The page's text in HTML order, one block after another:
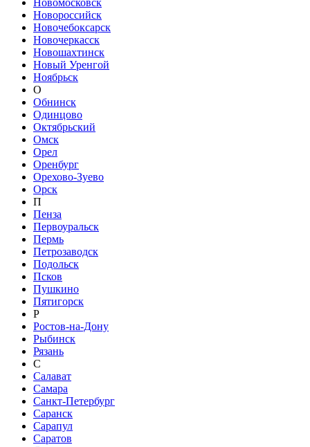
Новомосковск
Новороссийск
Новочебоксарск
Новочеркасск
Новошахтинск
Новый Уренгой
Ноябрьск
О
Обнинск
Одинцово
Октябрьский
Омск
Орел
Оренбург
Орехово-Зуево
Орск
П
Пенза
Первоуральск
Пермь
Петрозаводск
Подольск
Псков
Пушкино
Пятигорск
Р
Ростов-на-Дону
Рыбинск
Рязань
С
Салават
Самара
Санкт-Петербург
Саранск
Сарапул
Саратов